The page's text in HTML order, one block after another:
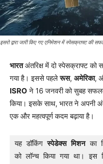
इसरो द्वारा जारी किए गए एनिमेशन में स्पेसक्राफ्ट की
भारतअंतरिक्ष में दो स्पेसक्राफ्ट को
गया है। इससे पहलेरूस, अमेरिका,
ISRO ने 16 जनवरी को सुबह
किया। इसके साथ, भारत ने अपनी
एक और महत्वपूर्ण कदम बढ़ाया है।
यह डॉकिंग स्पेडेक्स मिशन का
को लॉन्च किया गया था। इस